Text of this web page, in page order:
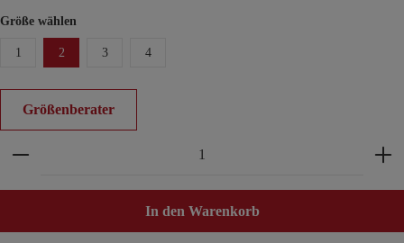
Größe wählen
1 2 3 4
Größenberater
Produkt Anzahl: Gib den gewünschten Wert ein
In den Warenkorb